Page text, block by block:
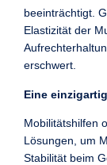
beeinträchtigt.
Elastizität der
erschwert.
Eine
Mobilitätshilfen
Lösungen, um
Stabilität beim